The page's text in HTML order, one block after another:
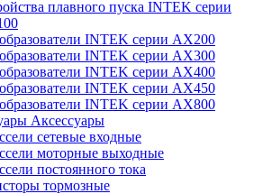
плавного пуска INTEK серии
INTEK серии AX200
INTEK серии AX300
INTEK серии AX400
INTEK серии AX450
INTEK серии AX800
Аксессуары
сетевые входные
моторные выходные
постоянного тока
тормозные